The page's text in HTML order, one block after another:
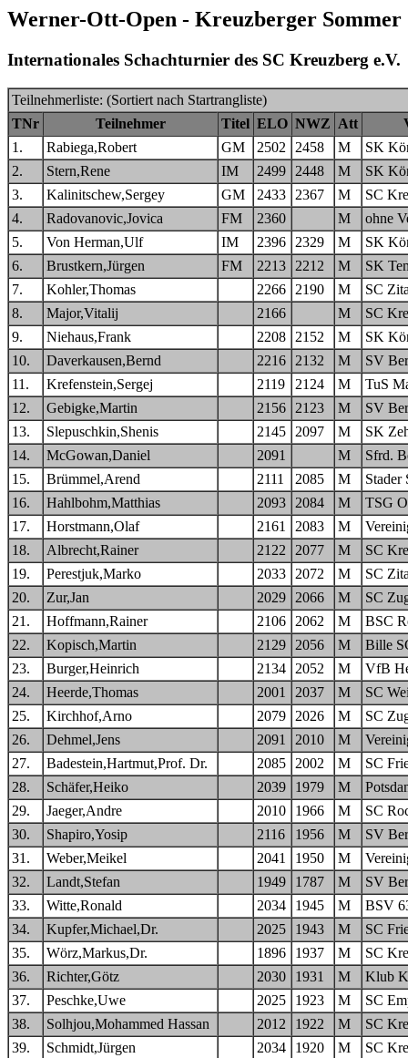
Werner-Ott-Open - Kreuzberger Sommer
Internationales Schachturnier des SC Kreuzberg e.V.
Teilnehmerliste: (Sortiert nach Startrangliste)
TNr
Teilnehmer Titel ELO NWZ Att
1.
Rabiega,Robert GM 2502 2458 M
SK
2.
Stern,Rene IM 2499 2448 M
SK
3.
Kalinitschew,Sergey GM 2433 2367 M
SC
4.
Radovanovic,Jovica FM 2360 M
ohne
5.
Von Herman,Ulf IM 2396 2329 M
SK
6.
Brustkern,Jürgen FM 2213 2212 M
SK
7.
Kohler,Thomas 2266 2190 M
SC
8.
Major,Vitalij 2166 M
SC
9.
Niehaus,Frank 2208 2152 M
SK
10.
Daverkausen,Bernd 2216 2132 M
SV
11.
Krefenstein,Sergej 2119 2124 M
TuS
12.
Gebigke,Martin 2156 2123 M
SV
13.
Slepuschkin,Shenis 2145 2097 M
SK
14.
McGowan,Daniel 2091 M
Sfrd.
15.
Brümmel,Arend 2111 2085 M
Stader
16.
Hahlbohm,Matthias 2093 2084 M
TSG
17.
Horstmann,Olaf 2161 2083 M
18.
Albrecht,Rainer 2122 2077 M
SC
19.
Perestjuk,Marko 2033 2072 M
SC
20.
Zur,Jan 2029 2066 M
SC
21.
Hoffmann,Rainer 2106 2062 M
BSC
22.
Kopisch,Martin 2129 2056 M
Bille
23.
Burger,Heinrich 2134 2052 M
VfB
24.
Heerde,Thomas 2001 2037 M
SC
25.
Kirchhof,Arno 2079 2026 M
SC
26.
Dehmel,Jens 2091 2010 M
27.
Badestein,Hartmut,Prof. Dr. 2085 2002 M
SC
28.
Schäfer,Heiko 2039 1979 M
29.
Jaeger,Andre 2010 1966 M
SC
30.
Shapiro,Yosip 2116 1956 M
SV
31.
Weber,Meikel 2041 1950 M
32.
Landt,Stefan 1949 1787 M
SV
33.
Witte,Ronald 2034 1945 M
BSV
34.
Kupfer,Michael,Dr. 2025 1943 M
SC
35.
Wörz,Markus,Dr. 1896 1937 M
SC
36.
Richter,Götz 2030 1931 M
Klub
37.
Peschke,Uwe 2025 1923 M
SC
38.
Solhjou,Mohammed Hassan 2012 1922 M
SC
39.
Schmidt,Jürgen 2034 1920 M
SC